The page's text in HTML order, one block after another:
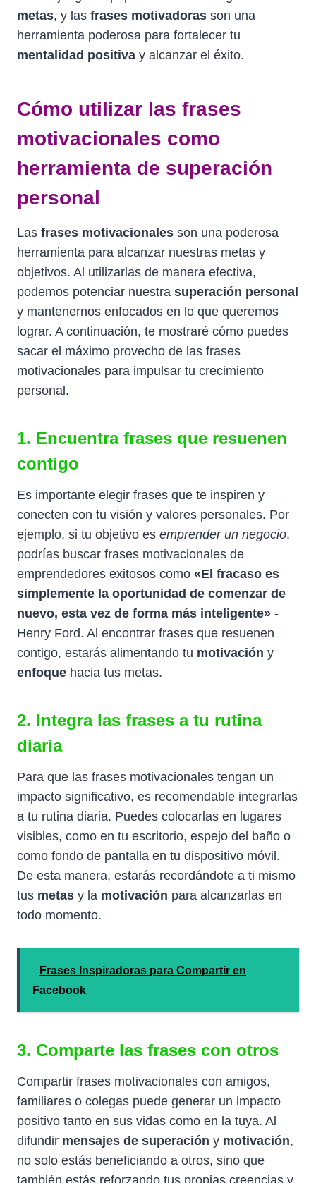
metas, y las frases motivadoras son una
herramienta poderosa para fortalecer tu
mentalidad positiva y alcanzar el éxito.
Cómo utilizar las frases
motivacionales como
herramienta de superación
personal
Las frases motivacionales son una poderosa
herramienta para alcanzar nuestras metas y
objetivos. Al utilizarlas de manera efectiva,
podemos potenciar nuestra superación personal
y mantenernos enfocados en lo que queremos
lograr. A continuación, te mostraré cómo puedes
sacar el máximo provecho de las frases
motivacionales para impulsar tu crecimiento
personal.
1. Encuentra frases que resuenen
contigo
Es importante elegir frases que te inspiren y
conecten con tu visión y valores personales. Por
ejemplo, si tu objetivo es emprender un negocio,
podrías buscar frases motivacionales de
emprendedores exitosos como «El fracaso es
simplemente la oportunidad de comenzar de
nuevo, esta vez de forma más inteligente» -
Henry Ford. Al encontrar frases que resuenen
contigo, estarás alimentando tu motivación y
enfoque hacia tus metas.
2. Integra las frases a tu rutina
diaria
Para que las frases motivacionales tengan un
impacto significativo, es recomendable integrarlas
a tu rutina diaria. Puedes colocarlas en lugares
visibles, como en tu escritorio, espejo del baño o
como fondo de pantalla en tu dispositivo móvil.
De esta manera, estarás recordándote a ti mismo
tus metas y la motivación para alcanzarlas en
todo momento.
Frases Inspiradoras para Compartir en
Facebook
3. Comparte las frases con otros
Compartir frases motivacionales con amigos,
familiares o colegas puede generar un impacto
positivo tanto en sus vidas como en la tuya. Al
difundir mensajes de superación y motivación,
no solo estás beneficiando a otros, sino que
también estás reforzando tus propias creencias y